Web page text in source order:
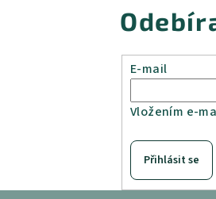
E-mail
Vložením e-
Přihlásit se